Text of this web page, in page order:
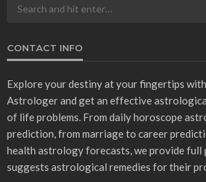
CONTACT INFO
Explore your destiny at your fingertips
Astrologer and get an effective
of life problems. From daily horoscope
prediction, from marriage to career
health astrology forecasts, we provide full
suggests astrological remedies for their